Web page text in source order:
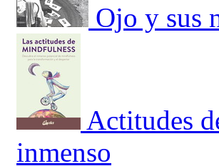
Ojo y sus
Actitudes
inmenso